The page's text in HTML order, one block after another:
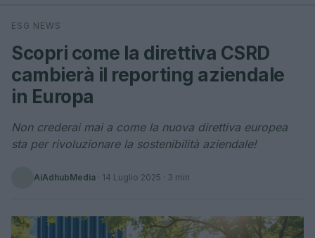
Cerca
ESG NEWS
Scopri come la direttiva CSRD
cambierà il reporting aziendale
in Europa
Non crederai mai a come la nuova direttiva europea
sta per rivoluzionare la sostenibilità aziendale!
AiAdhubMedia · 14 Luglio 2025 · 3 min